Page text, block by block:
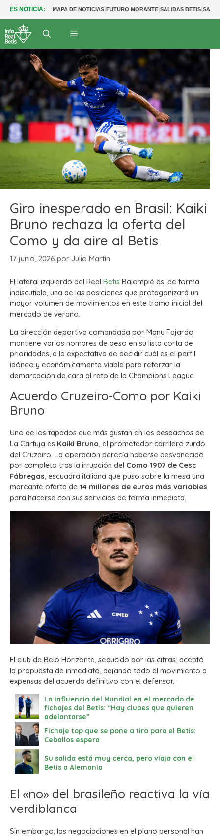
ES NOTICIA: MAPA DE NOTICIAS|FUTURO MORANTE|SALIDAS BETIS|
Giro inesperado en Brasil: Kaiki
Bruno rechaza la oferta del
Como y da aire al Betis
17 junio, 2026 por Julio Martín
El lateral izquierdo del Real Betis Balompié es, de forma
indiscutible, una de las posiciones que protagonizará un
mayor volumen de movimientos en este tramo inicial del
mercado de verano.
La dirección deportiva comandada por Manu Fajardo
mantiene varios nombres de peso en su lista corta de
prioridades, a la expectativa de decidir cuál es el perfil
idóneo y económicamente viable para reforzar la
demarcación de cara al reto de la Champions League.
Acuerdo Cruzeiro-Como por Kaiki
Bruno
Uno de los tapados que más gustan en los despachos de
La Cartuja es Kaiki Bruno, el prometedor carrilero zurdo
del Cruzeiro. La operación parecía haberse desvanecido
por completo tras la irrupción del Como 1907 de Cesc
Fábregas, escuadra italiana que puso sobre la mesa una
mareante oferta de 14 millones de euros más variables
para hacerse con sus servicios de forma inmediata.
El club de Belo Horizonte, seducido por las cifras, aceptó
la propuesta de inmediato, dejando todo el movimiento a
expensas del acuerdo definitivo con el defensor.
La influencia del Mundial en el mercado de
fichajes del Betis: “Hay clubes que quieren
adelantarse”
Fichaje top que se pone a tiro para el Betis:
Ceballos espera
Su salida está muy cerca, pero viaja con el
Betis a Alemania
El «no» del brasileño reactiva la vía
verdiblanca
Sin embargo, las negociaciones en el plano personal han